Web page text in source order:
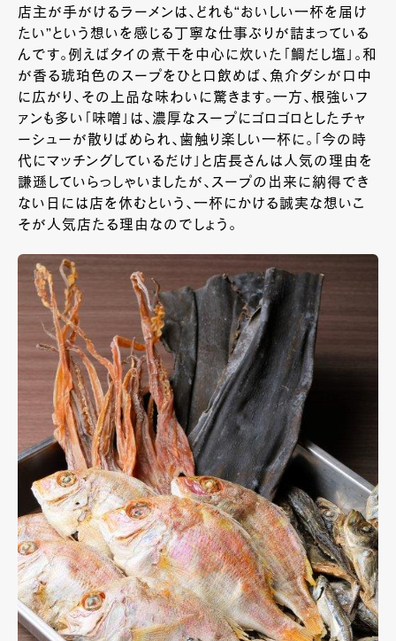
店主が手がけるラーメンは、どれも“おいしい一杯を届け
たい”という想いを感じる丁寧な仕事ぶりが詰まっている
んです。例えばタイの煮干を中心に炊いた「鯛だし塩」。和
が香る琥珀色のスープをひと口飲めば、魚介ダシが口中
に広がり、その上品な味わいに驚きます。一方、根強いフ
ァンも多い「味噌」は、濃厚なスープにゴロゴロとしたチャ
ーシューが散りばめられ、歯触り楽しい一杯に。「今の時
代にマッチングしているだけ」と店長さんは人気の理由を
謙遜していらっしゃいましたが、スープの出来に納得でき
ない日には店を休むという、一杯にかける誠実な想いこ
そが人気店たる理由なのでしょう。